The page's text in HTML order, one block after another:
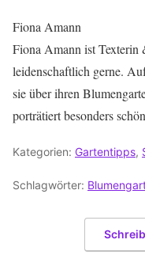
Fiona Amann
Fiona Amann ist
leidenschaftlich gerne.
sie über ihren
porträtiert besonders
Kategorien: Gartentipps,
Schlagwörter: